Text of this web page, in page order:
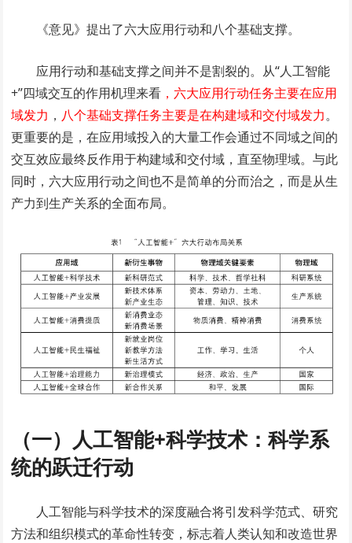
《意见》提出了六大应用行动和八个基础支撑。
应用行动和基础支撑之间并不是割裂的。从“人工智能
+”四域交互的作用机理来看 ，六大应用行动任务主要在应用
域发力 ， 八个基础支撑任务主要是在构建域和交付域发力。
更重要的是，在应用域投入的大量工作会通过不同域之间的
交互效应最终反作用于构建域和交付域，直至物理域。与此
同时，六大应用行动之间也不是简单的分而治之，而是从生
产力到生产关系的全面布局。
（一）人工智能+科学技术：科学系
统的跃迁行动
人工智能与科学技术的深度融合将引发科学范式、研究
方法和组织模式的革命性转变，标志着人类认知和改造世界